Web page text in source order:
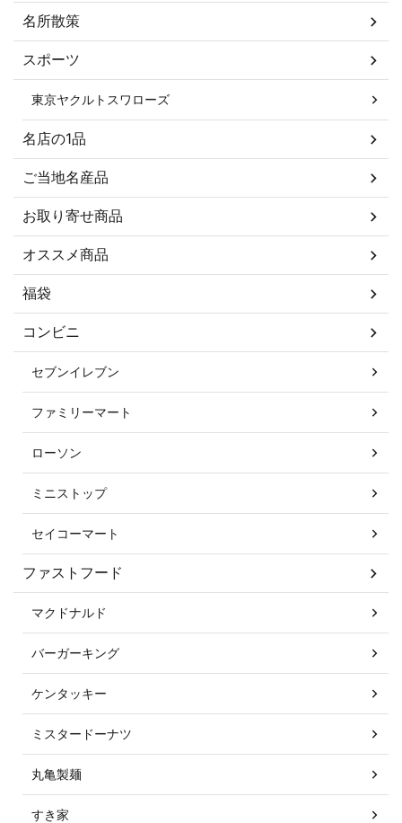
名所散策
スポーツ
東京ヤクルトスワローズ
名店の1品
ご当地名産品
お取り寄せ商品
オススメ商品
福袋
コンビニ
セブンイレブン
ファミリーマート
ローソン
ミニストップ
セイコーマート
ファストフード
マクドナルド
バーガーキング
ケンタッキー
ミスタードーナツ
丸亀製麺
すき家